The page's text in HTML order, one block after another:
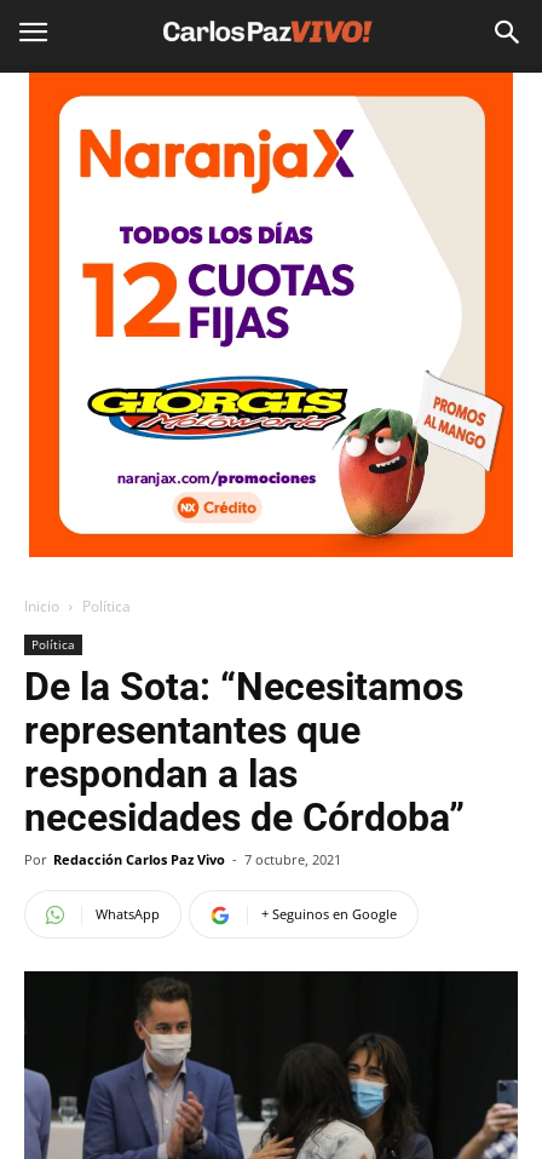
Inicio Política
Política
De la Sota: “Necesitamos
representantes que
respondan a las
necesidades de Córdoba”
Por Redacción Carlos Paz Vivo - 7 octubre, 2021
WhatsApp + Seguinos en Google